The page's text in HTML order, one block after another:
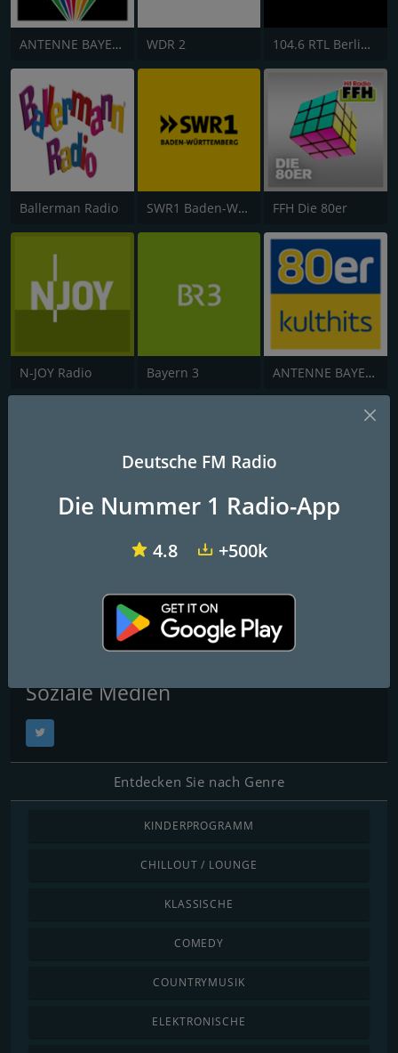
ANTENNE BAYERN Oldies but Goldies WDR 2 104.6 RTL Berlins Hitradio
Ballerman Radio SWR1 Baden-Württemberg FFH Die 80er
N-JOY Radio Bayern 3 ANTENNE BAYERN 80er Kulthits
Die beste Musik aller Zeiten.
FM-Frequenzen
: Online
Kontakte
https://bremen-six.de
Mail@bremen-six.de
Soziale Medien
Entdecken Sie nach Genre
KINDERPROGRAMM
CHILLOUT / LOUNGE
KLASSISCHE
COMEDY
COUNTRYMUSIK
ELEKTRONISCHE
Deutsche FM Radio
Die Nummer 1 Radio-App
4.8 +500k